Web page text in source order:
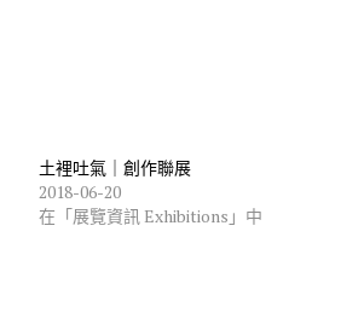
土裡吐氣｜創作聯展
2018-06-20
在「展覽資訊 Exhibitions」中